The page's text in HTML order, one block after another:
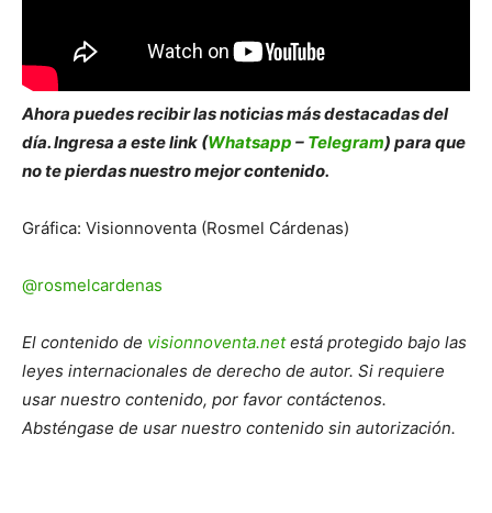
Ahora puedes recibir las noticias más destacadas del
día. Ingresa a este link (Whatsapp – Telegram) para que
no te pierdas nuestro mejor contenido.
Gráfica: Visionnoventa (Rosmel Cárdenas)
@rosmelcardenas
El contenido de visionnoventa.netestá protegido bajo las
leyes internacionales de derecho de autor. Si requiere
usar nuestro contenido, por favor contáctenos.
Absténgase de usar nuestro contenido sin autorización.